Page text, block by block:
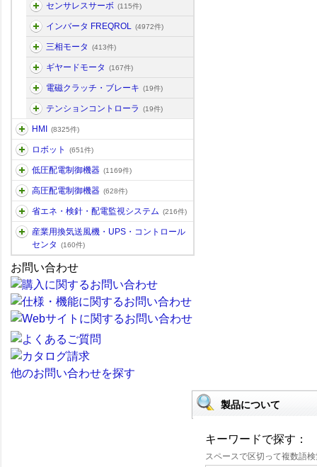
センサレスサーボ (115件)
インバータ FREQROL (4972件)
三相モータ (413件)
ギヤードモータ (167件)
電磁クラッチ・ブレーキ (19件)
テンションコントローラ (19件)
HMI (8325件)
ロボット (651件)
低圧配電制御機器 (1169件)
高圧配電制御機器 (628件)
省エネ・検針・配電監視システム (216件)
産業用換気送風機・UPS・コントロール
センタ
(160件)
お問い合わせ
他のお問い合わせを探す
製品について
キーワードで探す：
スペースで区切って複数語